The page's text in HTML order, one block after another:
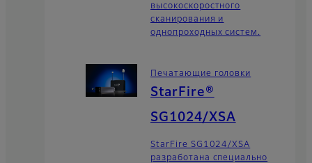
высокоскоростного
сканирования и
однопроходных систем.
Печатающие головки
StarFire®
SG1024/XSA
StarFire SG1024/XSA
разработана специально